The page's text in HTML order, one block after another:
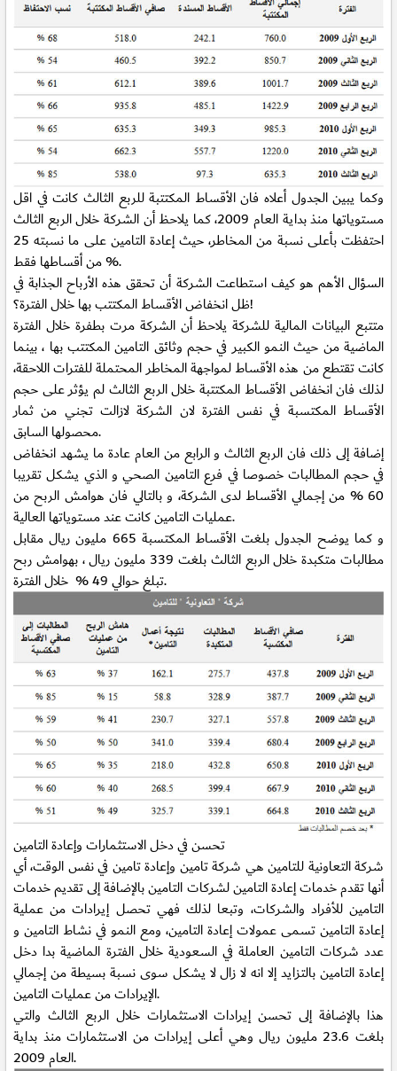
وكما يبين الجدول أعلاه فان الأقساط المكتتبة للربع الثالث كانت في اقل
مستوياتها منذ بداية العام 2009، كما يلاحظ أن الشركة خلال الربع الثالث
احتفظت بأعلى نسبة من المخاطر، حيث إعادة التامين على ما نسبته 25
% من أقساطها فقط.
السؤال الأهم هو كيف استطاعت الشركة أن تحقق هذه الأرباح الجذابة في
ظل انخفاض الأقساط المكتتب بها خلال الفترة؟!
متتبع البيانات المالية للشركة يلاحظ أن الشركة مرت بطفرة خلال الفترة
الماضية من حيث النمو الكبير في حجم وثائق التامين المكتتب بها ، بينما
كانت تقتطع من هذه الأقساط لمواجهة المخاطر المحتملة للفترات اللاحقة،
لذلك فان انخفاض الأقساط المكتتبة خلال الربع الثالث لم يؤثر على حجم
الأقساط المكتسبة في نفس الفترة لان الشركة لازالت تجني من ثمار
محصولها السابق.
إضافة إلى ذلك فان الربع الثالث و الرابع من العام عادة ما يشهد انخفاض
في حجم المطالبات خصوصا في فرع التامين الصحي و الذي يشكل تقريبا
60 % من إجمالي الأقساط لدى الشركة، و بالتالي فان هوامش الربح من
عمليات التامين كانت عند مستوياتها العالية.
و كما يوضح الجدول بلغت الأقساط المكتسبة 665 مليون ريال مقابل
مطالبات متكبدة خلال الربع الثالث بلغت 339 مليون ريال ، بهوامش ربح
تبلغ حوالي 49 % خلال الفترة.
تحسن في دخل الاستثمارات وإعادة التامين
شركة التعاونية للتامين هي شركة تامين وإعادة تامين في نفس الوقت، أي
أنها تقدم خدمات إعادة التامين لشركات التامين بالإضافة إلى تقديم خدمات
التامين للأفراد والشركات، وتبعا لذلك فهي تحصل إيرادات من عملية
إعادة التامين تسمى عمولات إعادة التامين، ومع النمو في نشاط التامين و
عدد شركات التامين العاملة في السعودية خلال الفترة الماضية بدا دخل
إعادة التامين بالتزايد إلا انه لا زال لا يشكل سوى نسبة بسيطة من إجمالي
الإيرادات من عمليات التامين.
هذا بالإضافة إلى تحسن إيرادات الاستثمارات خلال الربع الثالث والتي
بلغت 23.6 مليون ريال وهي أعلى إيرادات من الاستثمارات منذ بداية
العام 2009.